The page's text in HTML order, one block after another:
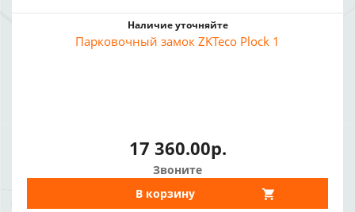
Наличие уточняйте
Парковочный замок ZKTeco Plock 1
17 360.00р.
Звоните
В корзину